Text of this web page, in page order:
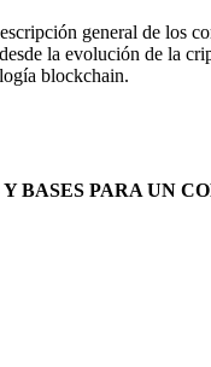
general de los
la evolución de la
blockchain.
BASES PARA UN